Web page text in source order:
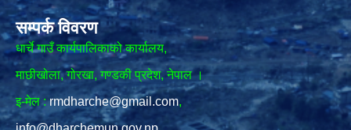
सम्पर्क विवरण
धार्चे गाउँ कार्यपालिकाको कार्यालय,
माछीखोला, गोरखा, गण्डकी प्रदेश, नेपाल ।
इ-मेल : rmdharche@gmail.com,